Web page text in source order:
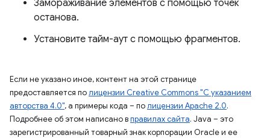
Замораживание элементов с помощью точек
останова.
Установите тайм-аут с помощью фрагментов.
Если не указано иное, контент на этой странице
предоставляется полицензии Creative Commons "С указанием
авторства 4.0", а примеры кода – полицензии Apache 2.0.
Подробнее об этом написано вправилах сайта. Java – это
зарегистрированный товарный знак корпорации Oracle и ее